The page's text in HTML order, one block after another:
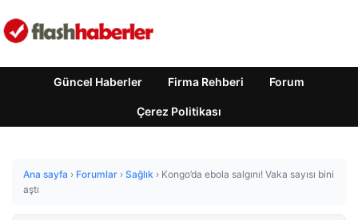
Güncel Haberler Firma Rehberi Forum
Çerez Politikası
Ana sayfa › Forumlar › Sağlık › Kongo’da ebola salgını! Vaka sayısı bini
aştı